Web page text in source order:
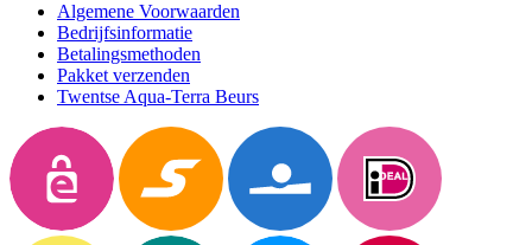
Algemene Voorwaarden
Bedrijfsinformatie
Betalingsmethoden
Pakket verzenden
Twentse Aqua-Terra Beurs